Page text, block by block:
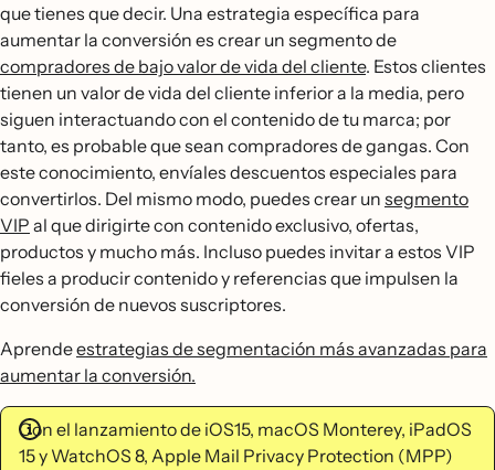
que tienes que decir. Una estrategia específica para
aumentar la conversión es crear un segmento de
compradores de bajo valor de vida del cliente. Estos clientes
tienen un valor de vida del cliente inferior a la media, pero
siguen interactuando con el contenido de tu marca; por
tanto, es probable que sean compradores de gangas. Con
este conocimiento, envíales descuentos especiales para
convertirlos. Del mismo modo, puedes crear un segmento
VIP al que dirigirte con contenido exclusivo, ofertas,
productos y mucho más. Incluso puedes invitar a estos VIP
fieles a producir contenido y referencias que impulsen la
conversión de nuevos suscriptores.
Aprendeestrategias de segmentación más avanzadas para
aumentar la conversión.
Con el lanzamiento de iOS15, macOS Monterey, iPadOS
15 y WatchOS 8, Apple Mail Privacy Protection (MPP)